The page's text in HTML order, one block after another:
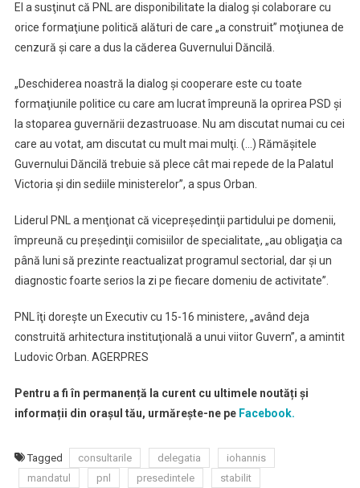
El a susţinut că PNL are disponibilitate la dialog şi colaborare cu
orice formaţiune politică alături de care „a construit” moţiunea de
cenzură şi care a dus la căderea Guvernului Dăncilă.
„Deschiderea noastră la dialog şi cooperare este cu toate
formaţiunile politice cu care am lucrat împreună la oprirea PSD şi
la stoparea guvernării dezastruoase. Nu am discutat numai cu cei
care au votat, am discutat cu mult mai mulţi. (…) Rămăşitele
Guvernului Dăncilă trebuie să plece cât mai repede de la Palatul
Victoria şi din sediile ministerelor”, a spus Orban.
Liderul PNL a menţionat că vicepreşedinţii partidului pe domenii,
împreună cu preşedinţii comisiilor de specialitate, „au obligaţia ca
până luni să prezinte reactualizat programul sectorial, dar şi un
diagnostic foarte serios la zi pe fiecare domeniu de activitate”.
PNL îţi doreşte un Executiv cu 15-16 ministere, „având deja
construită arhitectura instituţională a unui viitor Guvern”, a amintit
Ludovic Orban. AGERPRES
Pentru a fi în permanență la curent cu ultimele noutăți și
informații din orașul tău, urmărește-ne peFacebook.
Tagged consultarile delegatia
iohannis
mandatul
pnl presedintele stabilit